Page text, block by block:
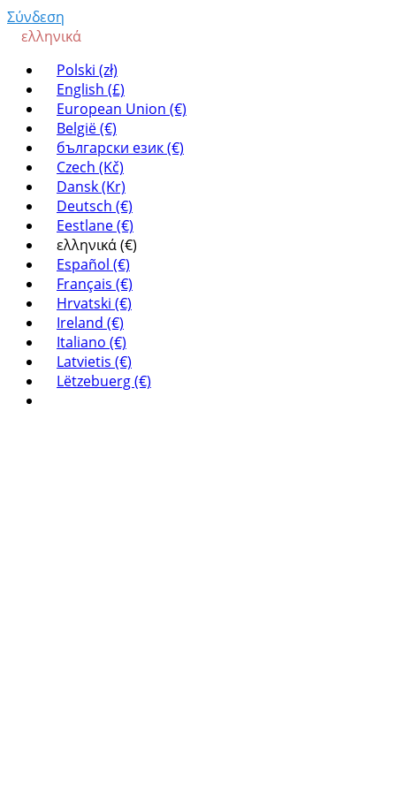
Σύνδεση
ελληνικά
Polski (zł)
English (£)
European Union (€)
België (€)
български език (€)
Czech (Kč)
Dansk (Kr)
Deutsch (€)
Eestlane (€)
ελληνικά (€)
Español (€)
Français (€)
Hrvatski (€)
Ireland (€)
Italiano (€)
Latvietis (€)
Lëtzebuerg (€)